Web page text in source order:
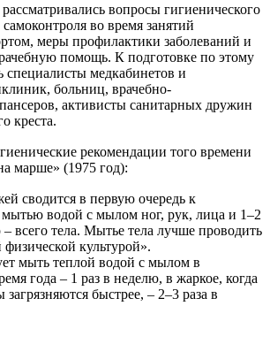
вопросы гигиенического
во время занятий
меры профилактики заболеваний и
помощь. К подготовке по этому
специалисты медкабинетов и
больниц, врачебно-
активисты санитарных дружин
креста.
рекомендации того времени
марше» (1975 год):
сводится в первую очередь к
водой с мылом ног, рук, лица и 1–2
– всего тела. Мытье тела лучше проводить
культурой».
мыть теплой водой с мылом в
года – 1 раз в неделю, в жаркое, когда
быстрее, – 2–3 раза в